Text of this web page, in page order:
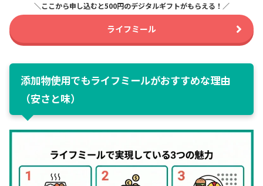
＼ここから申し込むと500円のデジタルギフトがもらえる！／
ライフミール
添加物使用でもライフミールがおすすめな理由
（安さと味）